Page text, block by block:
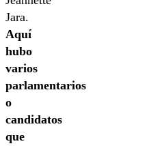
Jara.
Aquí
hubo
varios
parlamentarios
o
candidatos
que